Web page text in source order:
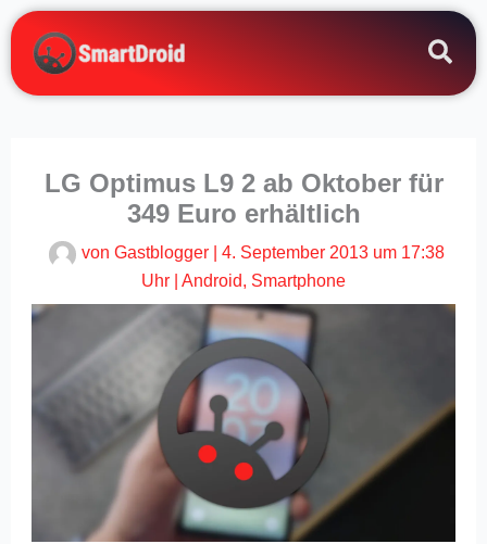
Zum
Inhalt
springen
LG Optimus L9 2 ab Oktober für
349 Euro erhältlich
von Gastblogger
4. September 2013 um 17:38
Uhr
Android, Smartphone